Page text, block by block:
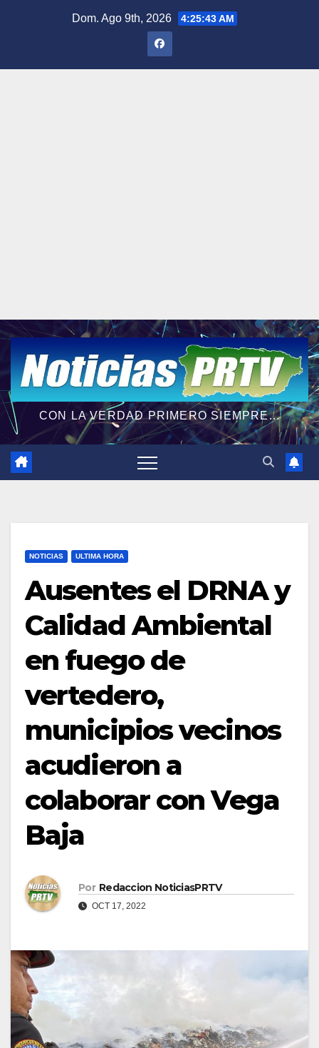
Dom. Ago 9th, 2026 4:25:44 AM
CON LA VERDAD PRIMERO SIEMPRE...
NOTICIAS ULTIMA HORA
Ausentes el DRNA y
Calidad Ambiental
en fuego de
vertedero,
municipios vecinos
acudieron a
colaborar con Vega
Baja
Por Redaccion NoticiasPRTV
OCT 17, 2022